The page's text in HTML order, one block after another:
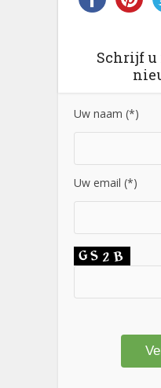
Schrijf u
Uw naam (*)
Uw email (*)